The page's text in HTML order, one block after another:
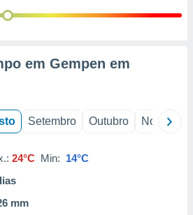
em Gempen em
Setembro Outubro Novembro
24°C Min: 14°C
mm